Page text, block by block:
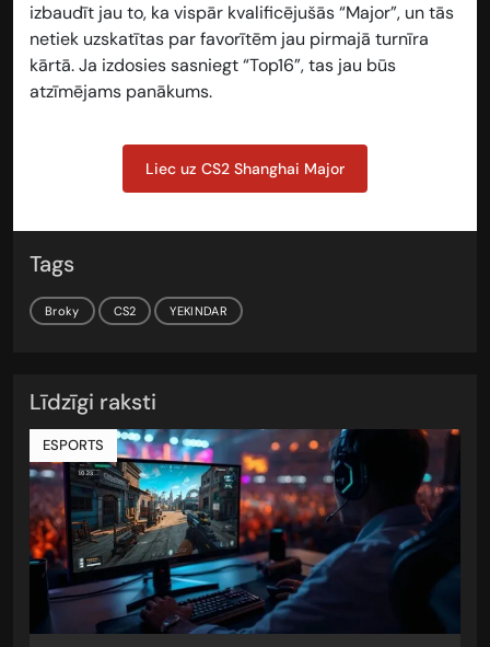
izbaudīt jau to, ka vispār kvalificējušās “Major”, un tās
netiek uzskatītas par favorītēm jau pirmajā turnīra
kārtā. Ja izdosies sasniegt “Top16”, tas jau būs
atzīmējams panākums.
Liec uz CS2 Shanghai Major
Tags
Broky CS2 YEKINDAR
Līdzīgi raksti
ESPORTS